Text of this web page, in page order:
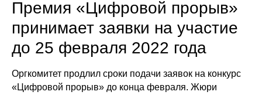
Премия «Цифровой прорыв»
принимает заявки на участие
до 25 февраля 2022 года
Оргкомитет продлил сроки подачи заявок на конкурс
«Цифровой прорыв» до конца февраля. Жюри